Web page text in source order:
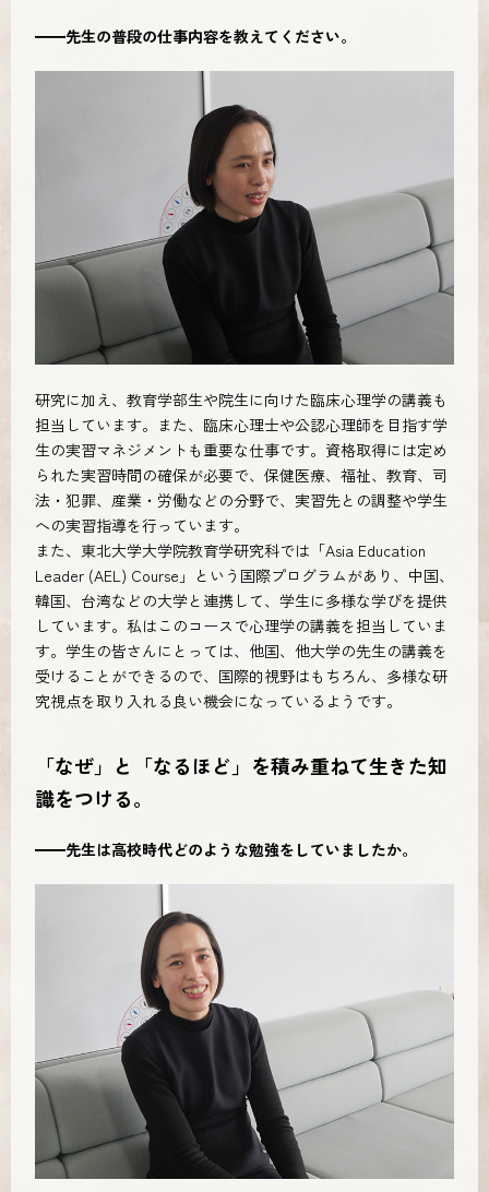
━━先生の普段の仕事内容を教えてください。
研究に加え、教育学部生や院生に向けた臨床心理学の講義も
担当しています。また、臨床心理士や公認心理師を目指す学
生の実習マネジメントも重要な仕事です。資格取得には定め
られた実習時間の確保が必要で、保健医療、福祉、教育、司
法・犯罪、産業・労働などの分野で、実習先との調整や学生
への実習指導を行っています。
また、東北大学大学院教育学研究科では「Asia Education
Leader (AEL) Course」という国際プログラムがあり、中国、
韓国、台湾などの大学と連携して、学生に多様な学びを提供
しています。私はこのコースで心理学の講義を担当していま
す。学生の皆さんにとっては、他国、他大学の先生の講義を
受けることができるので、国際的視野はもちろん、多様な研
究視点を取り入れる良い機会になっているようです。
「なぜ」と「なるほど」を積み重ねて生きた知
識をつける。
━━先生は高校時代どのような勉強をしていましたか。